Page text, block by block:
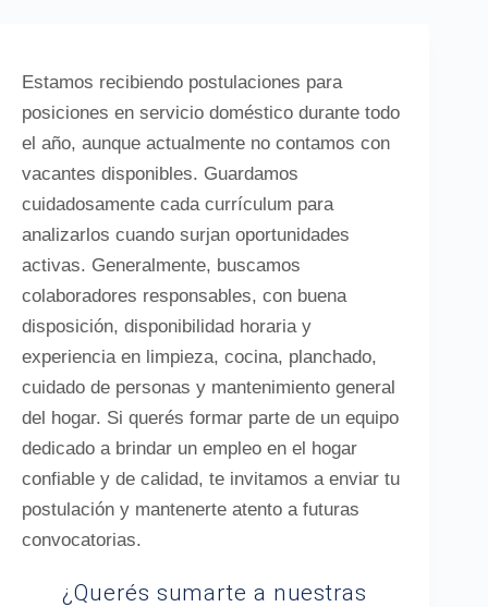
Estamos recibiendo postulaciones para
posiciones en servicio doméstico durante todo
el año, aunque actualmente no contamos con
vacantes disponibles. Guardamos
cuidadosamente cada currículum para
analizarlos cuando surjan oportunidades
activas. Generalmente, buscamos
colaboradores responsables, con buena
disposición, disponibilidad horaria y
experiencia en limpieza, cocina, planchado,
cuidado de personas y mantenimiento general
del hogar. Si querés formar parte de un equipo
dedicado a brindar un empleo en el hogar
confiable y de calidad, te invitamos a enviar tu
postulación y mantenerte atento a futuras
convocatorias.
¿Querés sumarte a nuestras